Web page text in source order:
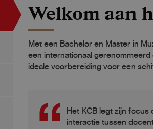
Welkom aan
Met een Bachelor en Master in
een internationaal gerenommeerd
ideale voorbereiding voor een
Het KCB legt zijn
interactie tussen